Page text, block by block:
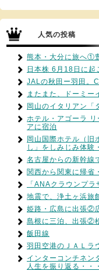
人気の投稿
熊本・大分に旅へ①
日本株 6月18日に
JALの秋田ー羽田。
またまた、ドーミー
岡山のイタリアン「
ホテル・アゴーラ
アに宿泊
岡山国際ホテル（旧
し」をしみじみ体験
名古屋からの新幹線
関西から関東に帰省
「ANAクラウンプ
地震で、浄土ヶ浜旅
姫路・広島に出張②
島根に三泊、出張②
飯田線
羽田空港のＪＡＬラ
インターコンチネン
人生を振り返る・・・